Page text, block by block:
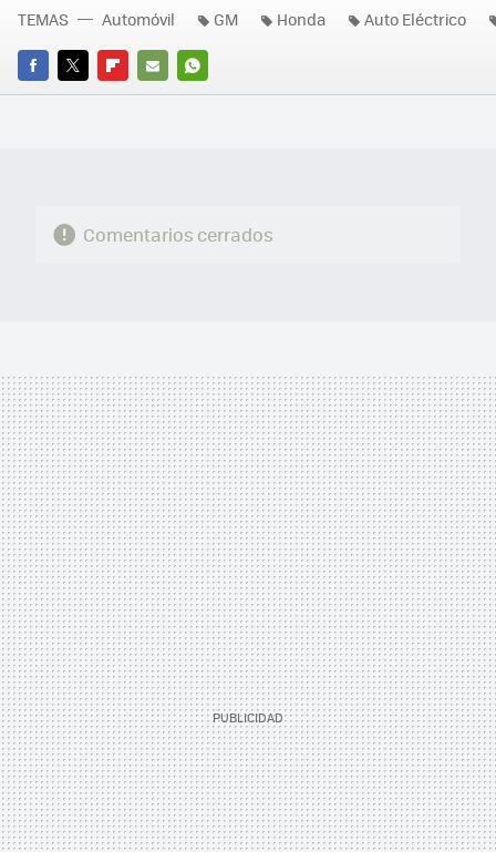
FACEBOOK
TWITTERFLIPBOARD
E-
WHATSAPP
TEMAS Automóvil GM Honda Auto Eléctrico
Comentarios cerrados